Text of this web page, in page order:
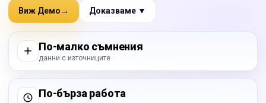
Виж Демо→ Доказваме ▼
По-малко съмнения
данни с източниците
По-бърза работа